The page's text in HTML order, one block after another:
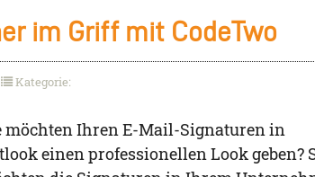
im Griff mit CodeTwo
Kategorie:
möchten Ihren E-Mail-Signaturen in
einen professionellen Look geben?